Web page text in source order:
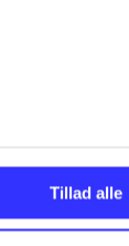
Tillad alle